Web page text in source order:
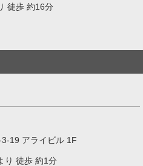
徒歩 約16分
19 アライビル 1F
り 徒歩 約1分